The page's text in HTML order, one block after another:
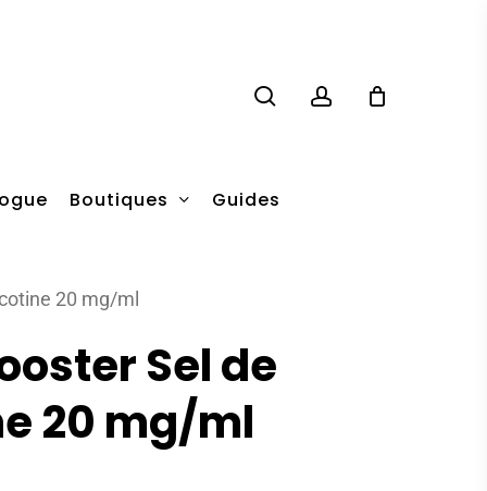
Boutiques Guides
20 mg/ml
Sel de
20 mg/ml